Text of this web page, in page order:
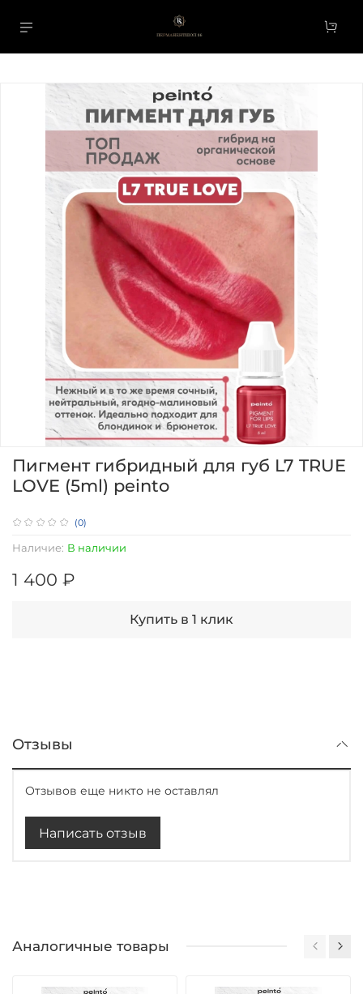
(0)
Наличие: В наличии
Пигмент гибридный для губ L7 TRUE
LOVE (5ml) peinto
1 400 ₽
Купить в 1 клик
Отзывы
Отзывов еще никто не оставлял
Написать отзыв
Аналогичные товары